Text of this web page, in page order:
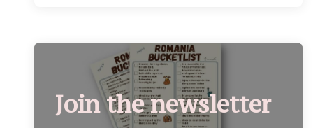
Join the newsletter